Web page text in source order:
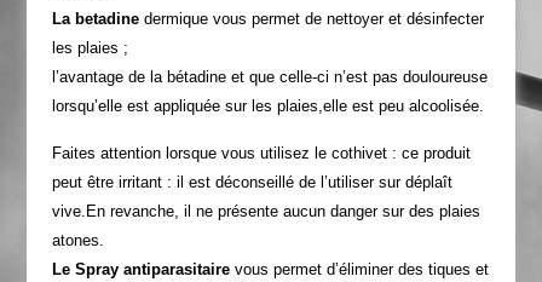
La betadinedermique vous permet de nettoyer et désinfecter
les plaies ;
l’avantage de la bétadine et que celle-ci n’est pas douloureuse
lorsqu’elle est appliquée sur les plaies,elle est peu alcoolisée.
Faites attention lorsque vous utilisez le cothivet : ce produit
peut être irritant : il est déconseillé de l’utiliser sur déplaît
vive.En revanche, il ne présente aucun danger sur des plaies
atones.
Le Spray antiparasitairevous permet d’éliminer des tiques et